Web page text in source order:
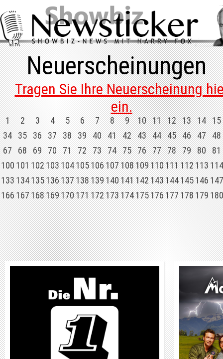
Neuerscheinungen
Tragen Sie Ihre Neuerscheinung
ein.
1 2 3 4 5 6 7 8 9 10 11 12 13 14 15
34 35 36 37 38 39 40 41 42 43 44 45 46 47 48
67 68 69 70 71 72 73 74 75 76 77 78 79 80 81
100101102103104105106107108109110111112113114
133134135136137138139140141142143144145146147
166167168169170171172173174175176177178179180
MOUNTAIN CREW